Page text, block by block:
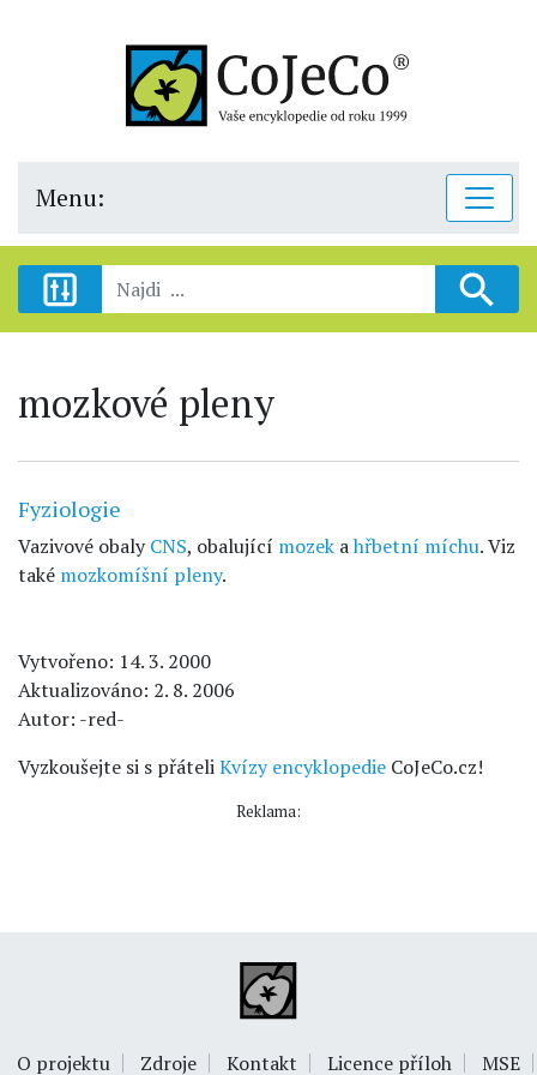
Menu:
mozkové pleny
Fyziologie
Vazivové obalyCNS, obalující mozek ahřbetní míchu. Viz
také mozkomíšní pleny.
Vytvořeno: 14. 3. 2000
Aktualizováno: 2. 8. 2006
Autor: -red-
Vyzkoušejte si s přáteliKvízy encyklopedie CoJeCo.cz!
Reklama:
O projektu Zdroje Kontakt Licence příloh MSE